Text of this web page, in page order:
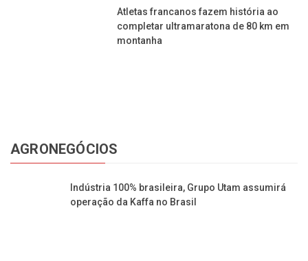
Atletas francanos fazem história ao
completar ultramaratona de 80 km em
montanha
AGRONEGÓCIOS
Indústria 100% brasileira, Grupo Utam assumirá
operação da Kaffa no Brasil